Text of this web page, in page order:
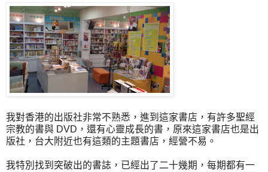
我對香港的出版社非常不熟悉，進到這家書店，有許多聖經
宗教的書與 DVD，還有心靈成長的書，原來這家書店也是出
版社，台大附近也有這類的主題書店，經營不易。
我特別找到突破出的書誌，已經出了二十幾期，每期都有一